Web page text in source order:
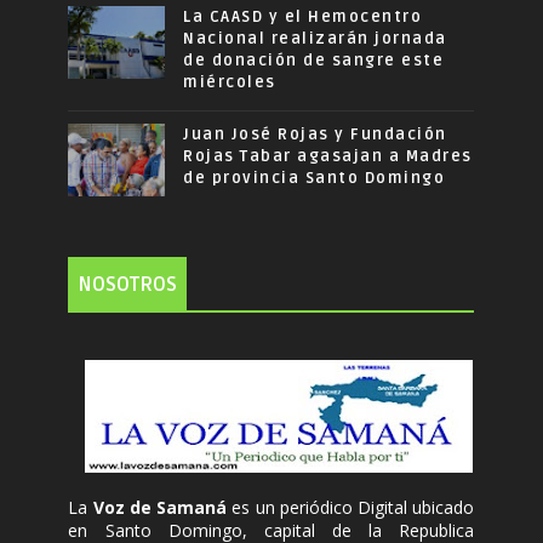
La CAASD y el Hemocentro
Nacional realizarán jornada
de donación de sangre este
miércoles
Juan José Rojas y Fundación
Rojas Tabar agasajan a Madres
de provincia Santo Domingo
NOSOTROS
La Voz de Samanáes un periódico Digital ubicado
en Santo Domingo, capital de la Republica